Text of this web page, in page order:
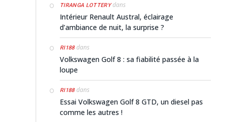
TIRANGA LOTTERYdans
Intérieur Renault Austral, éclairage
d’ambiance de nuit, la surprise ?
RI188dans
Volkswagen Golf 8 : sa fiabilité passée à la
loupe
RI188dans
Essai Volkswagen Golf 8 GTD, un diesel pas
comme les autres !